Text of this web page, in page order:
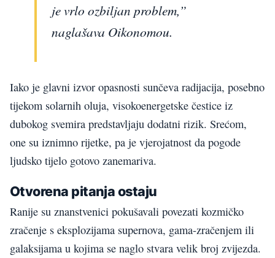
je vrlo ozbiljan problem,”
naglašava Oikonomou.
Iako je glavni izvor opasnosti sunčeva radijacija, posebno
tijekom solarnih oluja, visokoenergetske čestice iz
dubokog svemira predstavljaju dodatni rizik. Srećom,
one su iznimno rijetke, pa je vjerojatnost da pogode
ljudsko tijelo gotovo zanemariva.
Otvorena pitanja ostaju
Ranije su znanstvenici pokušavali povezati kozmičko
zračenje s eksplozijama supernova, gama-zračenjem ili
galaksijama u kojima se naglo stvara velik broj zvijezda.